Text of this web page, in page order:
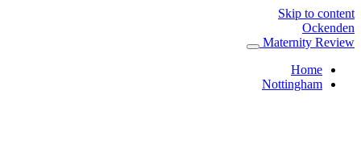
Skip to content
Ockenden
Maternity Review
Home
Nottingham